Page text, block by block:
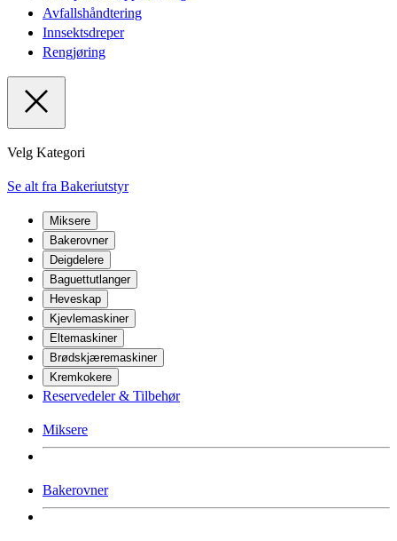
Avfallshåndtering
Innsektsdreper
Rengjøring
Velg Kategori
Se alt fra Bakeriutstyr
Miksere
Bakerovner
Deigdelere
Baguettutlanger
Heveskap
Kjevlemaskiner
Eltemaskiner
Brødskjæremaskiner
Kremkokere
Reservedeler & Tilbehør
Miksere
Bakerovner